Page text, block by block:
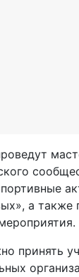
а также
принять